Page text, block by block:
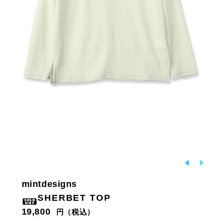
mintdesigns
SHERBET TOP
19,800
円（税込）